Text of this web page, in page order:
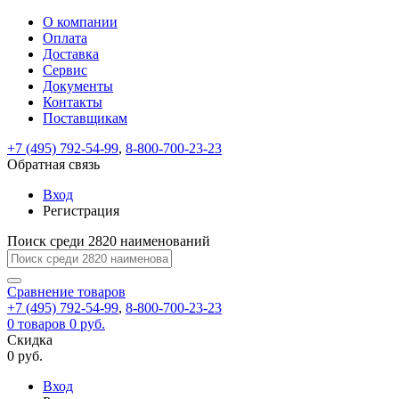
ВходРегистрация
test@example.com
отправлена
по
ней
завершения
регистрации.
Ок
Запомнить
меня
Забыли
Восстановление
пароля
Заполните
форму.
Мы
отправим
ссылку
указанный
электронный
перейдя
по
которой
вы
задать
На
вашу
почту
test@test.ru
ссылка.
Перейдите
по
для
смены
пароля.
Введите
новый
пароль
Сменить
Пароль
успешно
восстановлен
Обратная
связь
Сообщение
пользовательского
сообщение
успешно
отправлено.
О компании
Оплата
Доставка
Сервис
Документы
Контакты
Поставщикам
+7 (495) 792-54-99, 8-800-700-23-23
Обратная связь
Вход
Регистрация
Поиск среди 2820 наименований
Сравнение товаров
+7 (495) 792-54-99, 8-800-700-23-23
0 товаров 0 руб.
Скидка
0 руб.
Вход